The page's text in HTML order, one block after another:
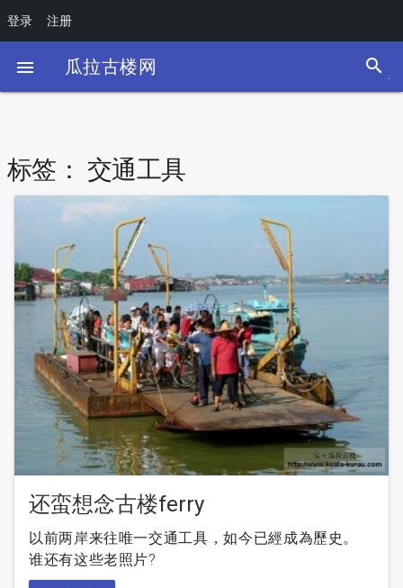
 瓜拉古楼网 search
标签： 交通工具
还蛮想念古楼ferry
以前两岸来往唯一交通工具，如今已經成為歷史。
谁还有这些老照片?
登录 注册